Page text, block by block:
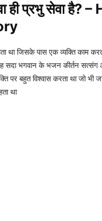
ही प्रभु सेवा है?
था जिसके पास एक व्यक्ति काम
सदा भगवान के भजन कीर्तन सत्संग
पर बहुत विश्वास करता था जो भी
था